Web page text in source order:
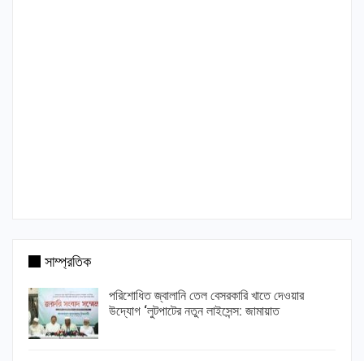
সাম্প্রতিক
পরিশোধিত জ্বালানি তেল বেসরকারি খাতে দেওয়ার
উদ্যোগ ‘লুটপাটের নতুন লাইসেন্স: জামায়াত